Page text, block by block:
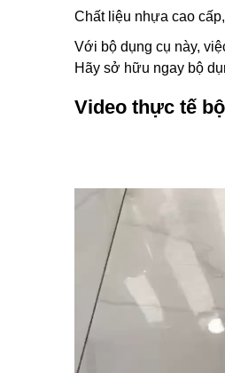
Chất liệu nhựa cao
Với bộ dụng cụ này,
Hãy sở hữu ngay bộ
Video thực tế